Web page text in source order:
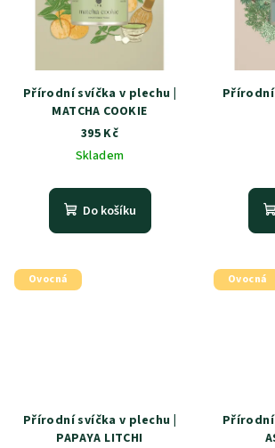
Přírodní svíčka v plechu |
MATCHA COOKIE
395 Kč
Skladem
Do košíku
Přírodní
Ovocná
Přírodní svíčka v plechu |
PAPAYA LITCHI
Ovocná
Přírodní